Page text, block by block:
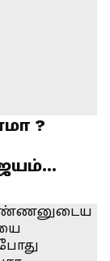
?